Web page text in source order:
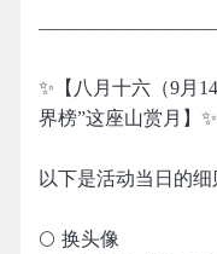
✨【八月十六（9月
界榜”这座山赏月】✨
以下是活动当日的细
🌕 换头像